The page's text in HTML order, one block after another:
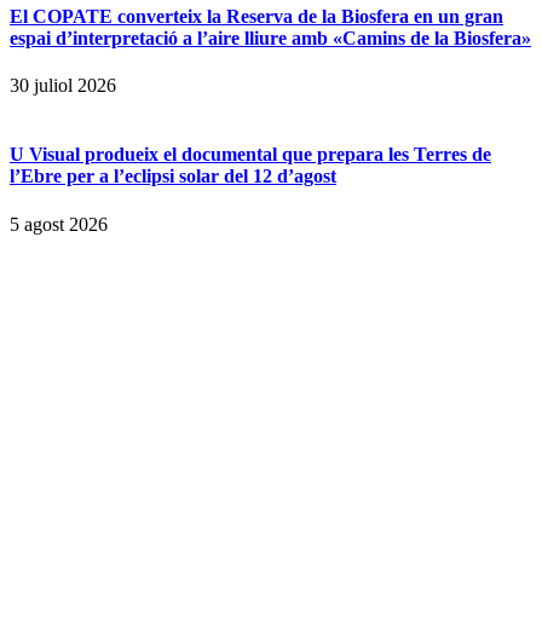
El COPATE converteix la Reserva de la Biosfera en un gran
espai d’interpretació a l’aire lliure amb «Camins de la Biosfera»
30 juliol 2026
U Visual produeix el documental que prepara les Terres de
l’Ebre per a l’eclipsi solar del 12 d’agost
5 agost 2026